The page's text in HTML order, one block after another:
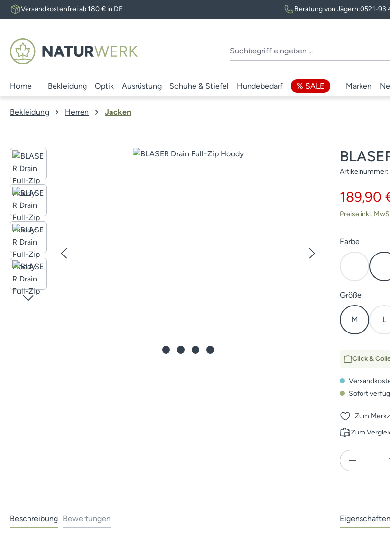
Hauptinhalt springen
Zur Suche springen
Zur Hauptnavigation springen
Versandkostenfrei ab 180 € in DE Beratung von Jägern:0521-93
Home Bekleidung Optik Ausrüstung Schuhe & Stiefel Hundebedarf SALE Marken
Bekleidung Herren Jacken
Bildergalerie überspringen
Artikelnummer:
Verkaufspreis:
189,90
Preise inkl.
Farbe
Kaper
Größe
M L
Click &
Sofort
Zum
Zum
Produkt
Beschreibung Bewertungen Eigenschaften